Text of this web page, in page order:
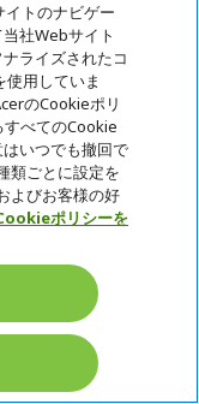
載）、マルチジェ
チパッド
準拠）
ロック用取り付け穴
Key IDラベル表
トのナビゲー
社Webサイト
ライズされたコ
用していま
のCookieポリ
べてのCookie
いつでも撤回で
類ごとに設定を
よびお客様の好
ポリシーを